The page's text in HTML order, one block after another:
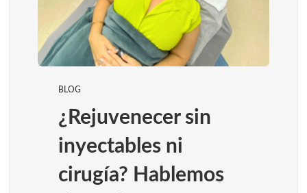
BLOG
¿Rejuvenecer sin
inyectables ni
cirugía? Hablemos